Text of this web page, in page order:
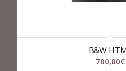
B&W
700,00€